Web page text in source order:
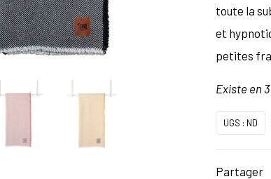
toute la
et
petites
Existe en
UGS : ND
Partager